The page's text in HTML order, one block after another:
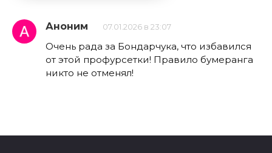
Аноним 07.01.2026 в 23:07
Очень рада за Бондарчука, что избавился
от этой профурсетки! Правило бумеранга
никто не отменял!